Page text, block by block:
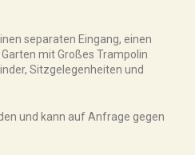
separaten Eingang, einen
mit Großes Trampolin
Sitzgelegenheiten und
und kann auf Anfrage gegen